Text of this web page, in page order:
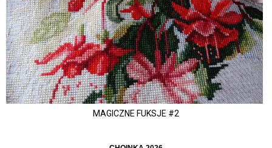
MAGICZNE FUKSJE #2